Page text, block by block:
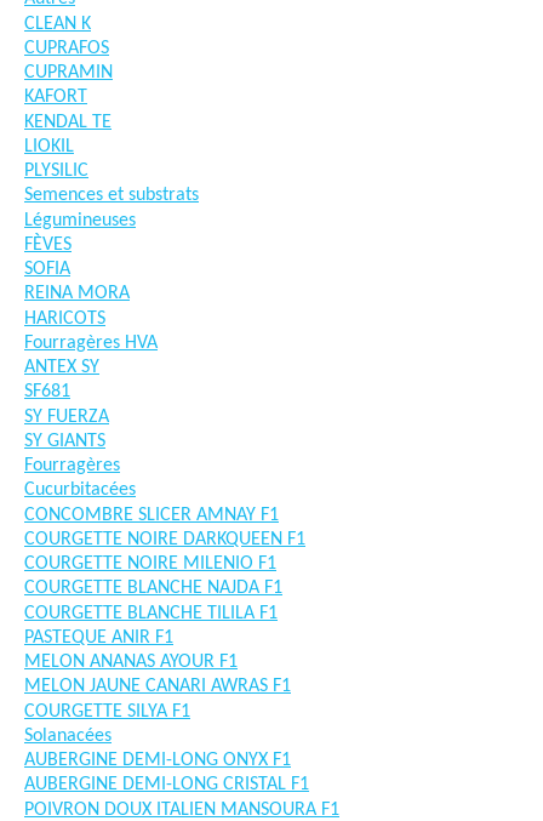
CLEAN K
CUPRAFOS
CUPRAMIN
KAFORT
KENDAL TE
LIOKIL
PLYSILIC
Semences et substrats
Légumineuses
FÈVES
SOFIA
REINA MORA
HARICOTS
Fourragères HVA
ANTEX SY
SF681
SY FUERZA
SY GIANTS
Fourragères
Cucurbitacées
CONCOMBRE SLICER AMNAY F1
COURGETTE NOIRE DARKQUEEN F1
COURGETTE NOIRE MILENIO F1
COURGETTE BLANCHE NAJDA F1
COURGETTE BLANCHE TILILA F1
PASTEQUE ANIR F1
MELON ANANAS AYOUR F1
MELON JAUNE CANARI AWRAS F1
COURGETTE SILYA F1
Solanacées
AUBERGINE DEMI-LONG ONYX F1
AUBERGINE DEMI-LONG CRISTAL F1
POIVRON DOUX ITALIEN MANSOURA F1